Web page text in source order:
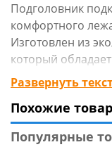
Подголовник
комфортного
Изготовлен из
который
приятным
Технические
Материал: дерево
Бренд: Банный
Страна
Развернуть
Похожие
Популярные